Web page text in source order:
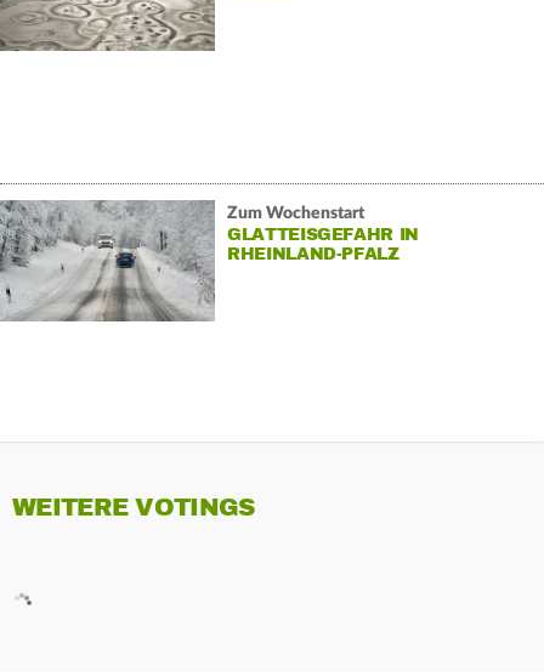
Zum Wochenstart
GLATTEISGEFAHR IN
RHEINLAND-PFALZ
WEITERE VOTINGS